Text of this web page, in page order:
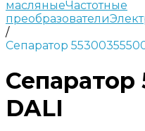
масляныеЧастотные
преобразователи
/
Сепаратор
Сепаратор
DALI